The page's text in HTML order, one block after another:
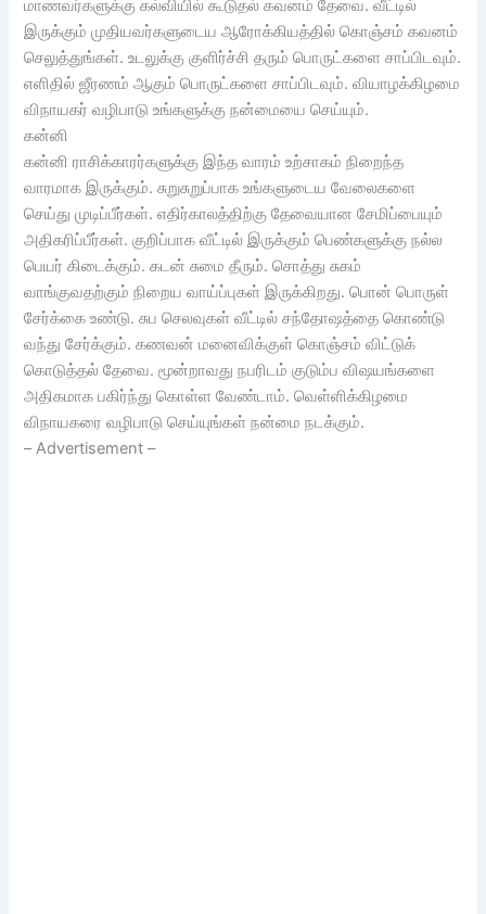
மாணவர்களுக்கு கல்வியில் கூடுதல் கவனம் தேவை. வீட்டில்
இருக்கும் முதியவர்களுடைய ஆரோக்கியத்தில் கொஞ்சம் கவனம்
செலுத்துங்கள். உடலுக்கு குளிர்ச்சி தரும் பொருட்களை சாப்பிடவும்.
எளிதில் ஜீரணம் ஆகும் பொருட்களை சாப்பிடவும். வியாழக்கிழமை
விநாயகர் வழிபாடு உங்களுக்கு நன்மையை செய்யும்.
கன்னி
கன்னி ராசிக்காரர்களுக்கு இந்த வாரம் உற்சாகம் நிறைந்த
வாரமாக இருக்கும். சுறுசுறுப்பாக உங்களுடைய வேலைகளை
செய்து முடிப்பீர்கள். எதிர்காலத்திற்கு தேவையான சேமிப்பையும்
அதிகரிப்பீர்கள். குறிப்பாக வீட்டில் இருக்கும் பெண்களுக்கு நல்ல
பெயர் கிடைக்கும். கடன் சுமை தீரும். சொத்து சுகம்
வாங்குவதற்கும் நிறைய வாய்ப்புகள் இருக்கிறது. பொன் பொருள்
சேர்க்கை உண்டு. சுப செலவுகள் வீட்டில் சந்தோஷத்தை கொண்டு
வந்து சேர்க்கும். கணவன் மனைவிக்குள் கொஞ்சம் விட்டுக்
கொடுத்தல் தேவை. மூன்றாவது நபரிடம் குடும்ப விஷயங்களை
அதிகமாக பகிர்ந்து கொள்ள வேண்டாம். வெள்ளிக்கிழமை
விநாயகரை வழிபாடு செய்யுங்கள் நன்மை நடக்கும்.
– Advertisement –